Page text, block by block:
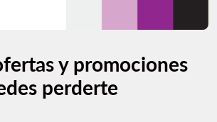
y promociones
perderte